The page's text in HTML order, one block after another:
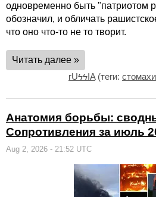
одновременно быть "патриотом
обозначил, и обличать
что оно что-то не то творит.
Читать далее »
rUϟϟIA(теги:
Анатомия борьбы:
Сопротивления за июль
Aug 2, 2026 - 21:52 UTC